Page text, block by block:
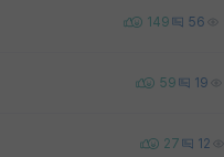
149 56
59 19
27 12